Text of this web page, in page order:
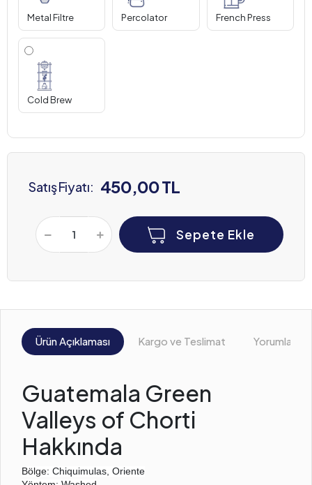
Metal Filtre Percolator French Press
Cold Brew
Satış Fiyatı: 450,00 TL
Sepete Ekle
Ürün Açıklaması Kargo ve Teslimat Yorumlar
Guatemala Green
Valleys of Chorti
Hakkında
Bölge: Chiquimulas, Oriente